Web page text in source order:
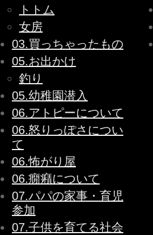
トトム
女房
03.買っちゃったもの
05.お出かけ
釣り
05.幼稚園潜入
06.アトピーについて
06.怒りっぽさについ
て
06.怖がり屋
06.癇癪について
07.パパの家事・育児
参加
07.子供を育てる社会